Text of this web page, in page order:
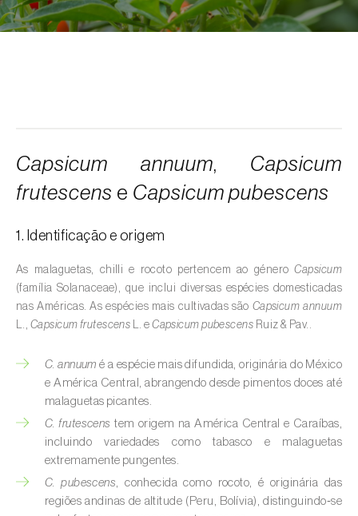
Alface (Lactuca sativa)
Alho-francês ( Allium porrum
valas, canais, açudes, barragens e estações
Ameixeira (Prunus domestica L.)
Amendoeira (Prunus dulcis)
Amieiro (Alnus glutinosa )
Amoreira (Morus spp.)
Ananás / Abacaxi (Ananas comosus
Anona (Annona spp.)
Capsicum annuum, Capsicum
frutescens e Capsicum pubescens
1. Identificação e origem
As malaguetas, chilli e rocoto pertencem ao géneroCapsicum
(família Solanaceae), que inclui diversas espécies domesticadas
nas Américas. As espécies mais cultivadas são Capsicum annuum
L., Capsicum frutescens L. eCapsicum pubescens Ruiz & Pav..
C. annuum é a espécie mais difundida, originária do México
e América Central, abrangendo desde pimentos doces até
malaguetas picantes.
C. frutescens tem origem na América Central e Caraíbas,
incluindo variedades como tabasco e malaguetas
extremamente pungentes.
C. pubescens, conhecida como rocoto, é originária das
regiões andinas de altitude (Peru, Bolívia), distinguindo‑se